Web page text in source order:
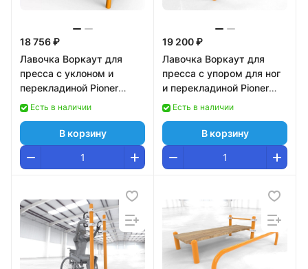
18 756 ₽
Лавочка Воркаут для
пресса с уклоном и
перекладиной Pioner
A17361
Есть в наличии
В корзину
19 200 ₽
Лавочка Воркаут для
пресса с упором для ног
и перекладиной Pioner
A17364
Есть в наличии
В корзину